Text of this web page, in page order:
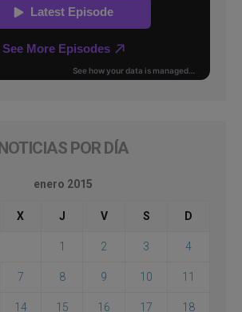
NOTICIAS POR DÍA
enero 2015
X J V S D
1 2 3 4
7 8 9 10 11
14 15 16 17 18